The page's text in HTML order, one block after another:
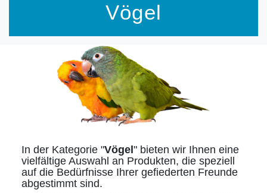
Vögel
In der Kategorie "Vögel" bieten wir Ihnen eine
vielfältige Auswahl an Produkten, die speziell
auf die Bedürfnisse Ihrer gefiederten Freunde
abgestimmt sind.